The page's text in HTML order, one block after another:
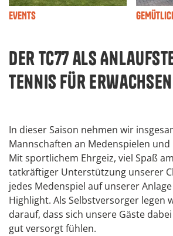
EVENTS
Der TC77 als
Tennis für
In dieser Saison nehmen wir
Mannschaften an Medenspielen und
Mit sportlichem Ehrgeiz, viel Spaß
tatkräftiger Unterstützung unserer
jedes Medenspiel auf unserer
Highlight. Als Selbstversorger legen
darauf, dass sich unsere Gäste
gut versorgt fühlen.